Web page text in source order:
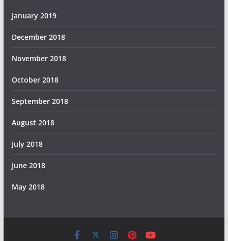
January 2019
December 2018
November 2018
October 2018
September 2018
August 2018
July 2018
June 2018
May 2018